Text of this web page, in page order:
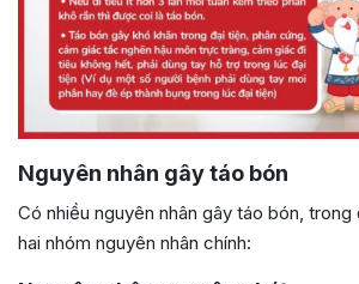
Nguyên nhân gây táo bón
Có nhiều nguyên nhân gây táo bón,
hai nhóm nguyên nhân chính: